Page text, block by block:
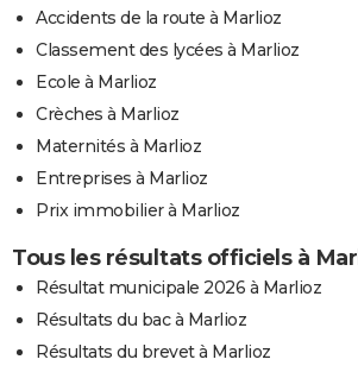
Accidents de la route à Marlioz
Classement des lycées à Marlioz
Ecole à Marlioz
Crèches à Marlioz
Maternités à Marlioz
Entreprises à Marlioz
Prix immobilier à Marlioz
Tous les résultats officiels à
Résultat municipale 2026 à Marlioz
Résultats du bac à Marlioz
Résultats du brevet à Marlioz